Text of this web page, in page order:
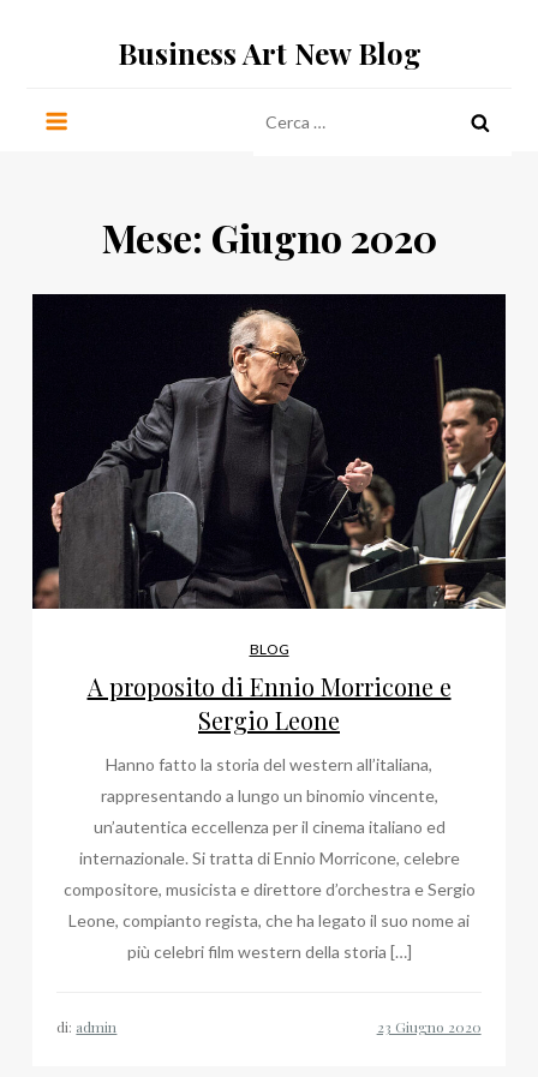
Business Art New Blog
per:
Mese: Giugno 2020
BLOG
A proposito di Ennio Morricone e
Sergio Leone
Hanno fatto la storia del western all’italiana,
rappresentando a lungo un binomio vincente,
un’autentica eccellenza per il cinema italiano ed
internazionale. Si tratta di Ennio Morricone, celebre
compositore, musicista e direttore d’orchestra e Sergio
Leone, compianto regista, che ha legato il suo nome ai
più celebri film western della storia […]
di: admin